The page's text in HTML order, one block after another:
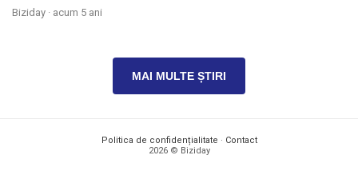
Biziday · acum 5 ani
MAI MULTE ȘTIRI
Politica de confidențialitate · Contact
2026 © Biziday